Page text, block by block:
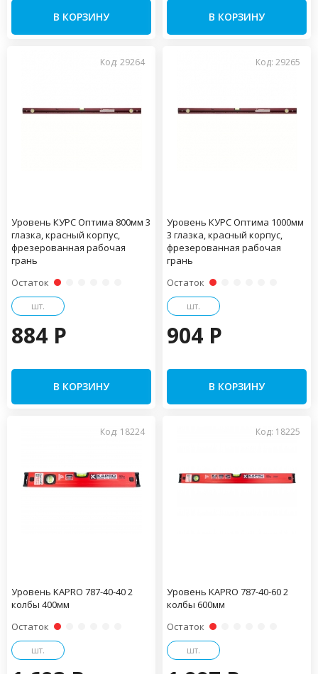
В КОРЗИНУ В КОРЗИНУ
Код: 29264
Уровень КУРС Оптима 800мм 3
глазка, красный корпус,
фрезерованная рабочая
грань
Остаток
шт.
884 P
В КОРЗИНУ
Код: 29265
Уровень КУРС Оптима 1000мм
3 глазка, красный корпус,
фрезерованная рабочая
грань
Остаток
шт.
904 P
В КОРЗИНУ
Код: 18224
Уровень KAPRO 787-40-40 2
колбы 400мм
Остаток
шт.
Код: 18225
Уровень KAPRO 787-40-60 2
колбы 600мм
Остаток
шт.